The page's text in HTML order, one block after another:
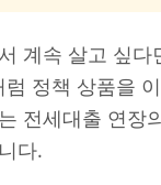
계속 살고 싶
정책 상품을
전세대출 연장
다.